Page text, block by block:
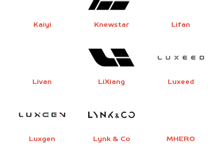
Kaiyi Knewstar Lifan
Livan LiXiang Luxeed
Luxgen Lynk & Co MHERO